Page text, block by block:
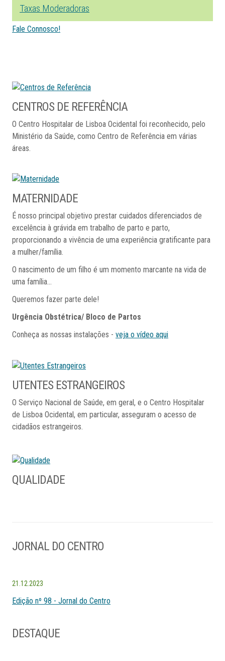
Taxas Moderadoras
Fale Connosco!
CENTROS DE REFERÊNCIA
O Centro Hospitalar de Lisboa Ocidental foi reconhecido, pelo
Ministério da Saúde, como Centro de Referência em várias
áreas.
MATERNIDADE
É nosso principal objetivo prestar cuidados diferenciados de
excelência à grávida em trabalho de parto e parto,
proporcionando a vivência de uma experiência gratificante para
a mulher/família.
O nascimento de um filho é um momento marcante na vida de
uma família...
Queremos fazer parte dele!
Urgência Obstétrica/ Bloco de Partos
Conheça as nossas instalações -veja o vídeo aqui
UTENTES ESTRANGEIROS
O Serviço Nacional de Saúde, em geral, e o Centro Hospitalar
de Lisboa Ocidental, em particular, asseguram o acesso de
cidadãos estrangeiros.
QUALIDADE
JORNAL DO CENTRO
21.12.2023
Edição nº 98 - Jornal do Centro
DESTAQUE